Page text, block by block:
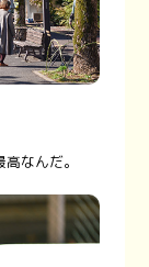
なんだ。